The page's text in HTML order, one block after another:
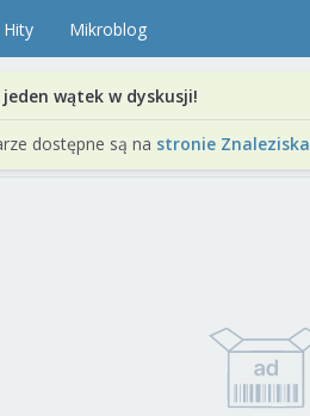
Hity Mikroblog
wątek w dyskusji!
dostępne są na stronie Znaleziska